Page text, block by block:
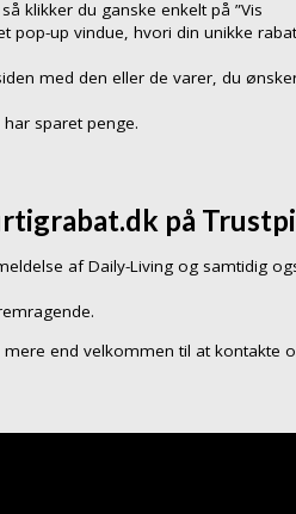
klikker du ganske enkelt på ”Vis
pop-up vindue, hvori din unikke
med den eller de varer, du
sparet penge.
på
af Daily-Living og samtidig
end velkommen til at kontakte